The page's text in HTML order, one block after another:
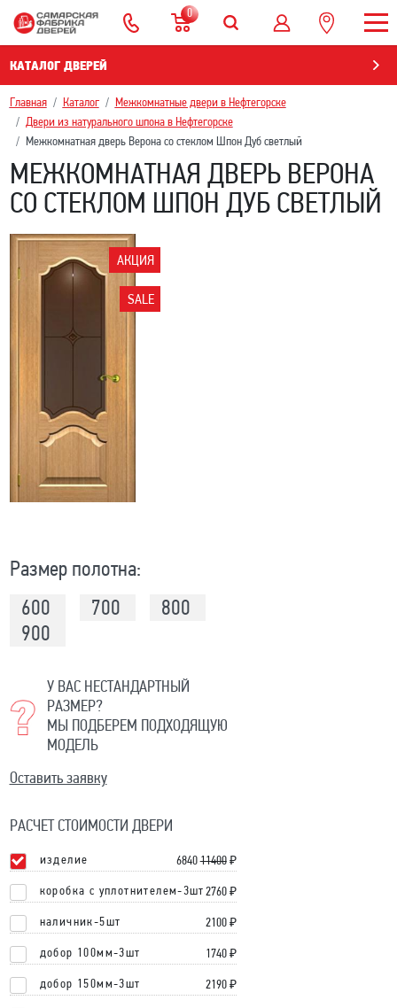
0
КАТАЛОГ ДВЕРЕЙ
Главная Каталог
Межкомнатные двери в Нефтегорскe
Двери из натурального шпона в Нефтегорскe
Межкомнатная дверь Верона со стеклом Шпон Дуб светлый
МЕЖКОМНАТНАЯ ДВЕРЬ ВЕРОНА
СО СТЕКЛОМ ШПОН ДУБ СВЕТЛЫЙ
АКЦИЯ
SALE
Размер полотна:
600
700
800
900
У ВАС НЕСТАНДАРТНЫЙ
РАЗМЕР?
МЫ ПОДБЕРЕМ ПОДХОДЯЩУЮ
МОДЕЛЬ
Оставить заявку
РАСЧЕТ СТОИМОСТИ ДВЕРИ
изделие 6840 11400₽
коробка с уплотнителем-3шт 2760 ₽
наличник-5шт 2100 ₽
добор 100мм-3шт 1740 ₽
добор 150мм-3шт 2190 ₽